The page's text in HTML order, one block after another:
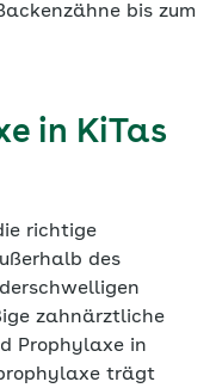
bis zum
in KiTas
richtige
des
zahnärztliche
Prophylaxe in
trägt